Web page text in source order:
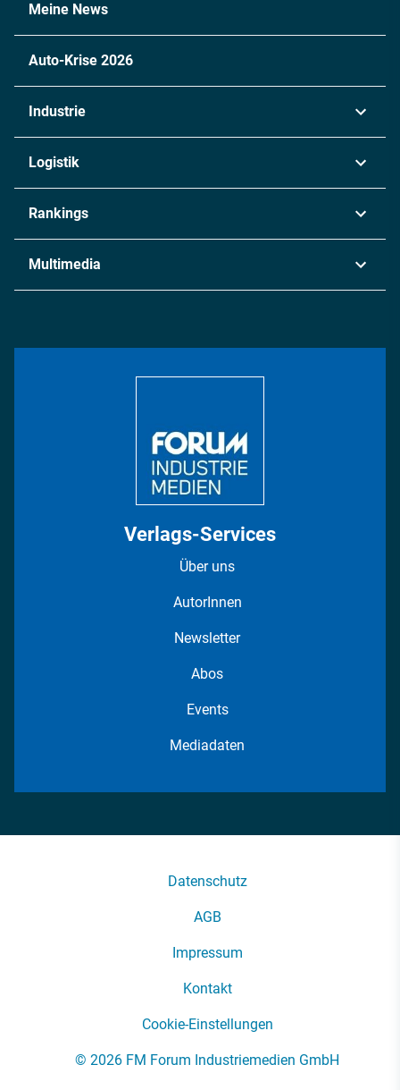
Meine News
Auto-Krise 2026
Industrie
Chemie
Metall
Energie
Logistik
Rankings
Multimedia
Verlags-Services
Über uns
AutorInnen
Newsletter
Abos
Events
Mediadaten
Datenschutz
AGB
Impressum
Kontakt
Cookie-Einstellungen
© 2026 FM Forum Industriemedien GmbH